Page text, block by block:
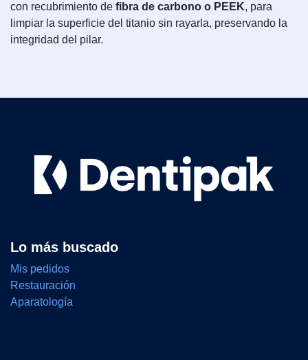
con recubrimiento de fibra de carbono o PEEK, para
limpiar la superficie del titanio sin rayarla, preservando la
integridad del pilar.
Lo más buscado
Mis pedidos
Restauración
Aparatología